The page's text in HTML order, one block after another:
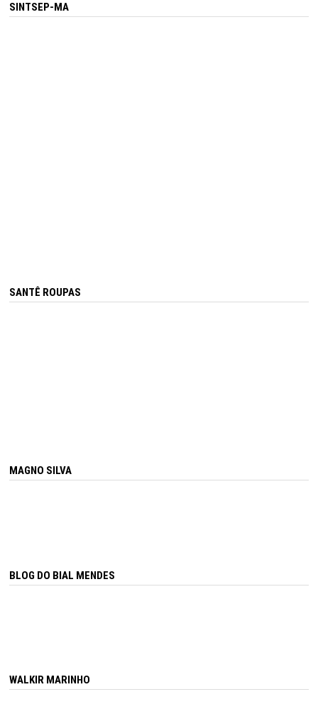
SINTSEP-MA
SANTÊ ROUPAS
MAGNO SILVA
BLOG DO BIAL MENDES
WALKIR MARINHO